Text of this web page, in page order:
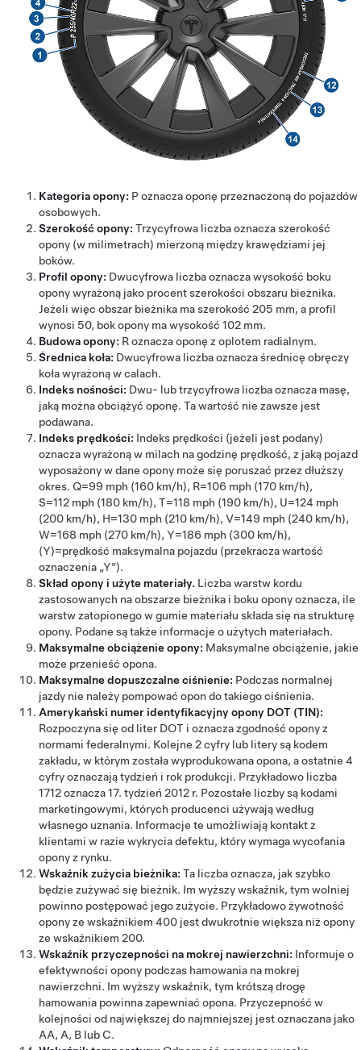
Kategoria opony: P oznacza oponę przeznaczoną do pojazdów
osobowych.
Szerokość opony: Trzycyfrowa liczba oznacza szerokość
opony (w milimetrach) mierzoną między krawędziami jej
boków.
Profil opony: Dwucyfrowa liczba oznacza wysokość boku
opony wyrażoną jako procent szerokości obszaru bieżnika.
Jeżeli więc obszar bieżnika ma szerokość 205 mm, a profil
wynosi 50, bok opony ma wysokość 102 mm.
Budowa opony: R oznacza oponę z oplotem radialnym.
Średnica koła: Dwucyfrowa liczba oznacza średnicę obręczy
koła wyrażoną w calach.
Indeks nośności: Dwu- lub trzycyfrowa liczba oznacza masę,
jaką można obciążyć oponę. Ta wartość nie zawsze jest
podawana.
Indeks prędkości: Indeks prędkości (jeżeli jest podany)
oznacza wyrażoną w milach na godzinę prędkość, z jaką pojazd
wyposażony w dane opony może się poruszać przez dłuższy
okres. Q=99 mph (160 km/h), R=106 mph (170 km/h),
S=112 mph (180 km/h), T=118 mph (190 km/h), U=124 mph
(200 km/h), H=130 mph (210 km/h), V=149 mph (240 km/h),
W=168 mph (270 km/h), Y=186 mph (300 km/h),
(Y)=prędkość maksymalna pojazdu (przekracza wartość
oznaczenia „Y”).
Skład opony i użyte materiały. Liczba warstw kordu
zastosowanych na obszarze bieżnika i boku opony oznacza, ile
warstw zatopionego w gumie materiału składa się na strukturę
opony. Podane są także informacje o użytych materiałach.
Maksymalne obciążenie opony: Maksymalne obciążenie, jakie
może przenieść opona.
Maksymalne dopuszczalne ciśnienie: Podczas normalnej
jazdy nie należy pompować opon do takiego ciśnienia.
Amerykański numer identyfikacyjny opony DOT (TIN):
Rozpoczyna się od liter DOT i oznacza zgodność opony z
normami federalnymi. Kolejne 2 cyfry lub litery są kodem
zakładu, w którym została wyprodukowana opona, a ostatnie 4
cyfry oznaczają tydzień i rok produkcji. Przykładowo liczba
1712 oznacza 17. tydzień 2012 r. Pozostałe liczby są kodami
marketingowymi, których producenci używają według
własnego uznania. Informacje te umożliwiają kontakt z
klientami w razie wykrycia defektu, który wymaga wycofania
opony z rynku.
Wskaźnik zużycia bieżnika: Ta liczba oznacza, jak szybko
będzie zużywać się bieżnik. Im wyższy wskaźnik, tym wolniej
powinno postępować jego zużycie. Przykładowo żywotność
opony ze wskaźnikiem 400 jest dwukrotnie większa niż opony
ze wskaźnikiem 200.
Wskaźnik przyczepności na mokrej nawierzchni: Informuje o
efektywności opony podczas hamowania na mokrej
nawierzchni. Im wyższy wskaźnik, tym krótszą drogę
hamowania powinna zapewniać opona. Przyczepność w
kolejności od największej do najmniejszej jest oznaczana jako
AA, A, B lub C.